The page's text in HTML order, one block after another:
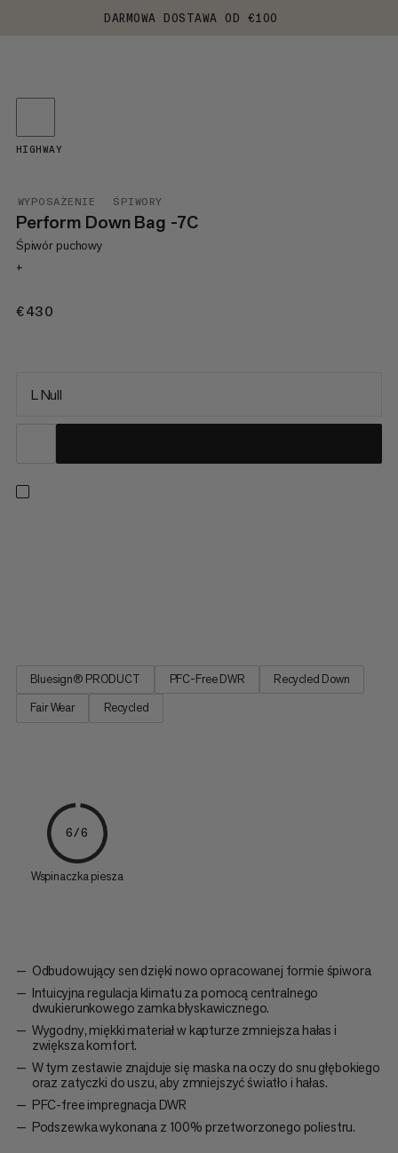
DARMOWA DOSTAWA OD €100
WYPOSAŻENIE ŚPIWORY
Perform Down Bag -7C
Śpiwór puchowy
+
€430
HIGHWAY
L Null
Bluesign® PRODUCT PFC-Free DWR
Recycled Down
Fair Wear
Recycled
6/6
Wspinaczka piesza
Odbudowujący sen dzięki nowo opracowanej formie śpiwora
Intuicyjna regulacja klimatu za pomocą centralnego
dwukierunkowego zamka błyskawicznego.
Wygodny, miękki materiał w kapturze zmniejsza hałas i
zwiększa komfort.
W tym zestawie znajduje się maska na oczy do snu głębokiego
oraz zatyczki do uszu, aby zmniejszyć światło i hałas.
PFC-free impregnacja DWR
Podszewka wykonana z 100% przetworzonego poliestru.